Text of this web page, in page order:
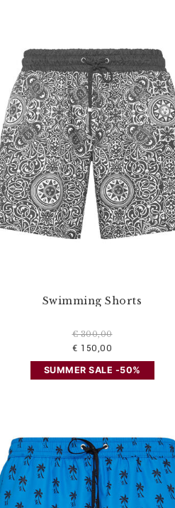
Swimming Shorts
€ 300,00
€ 150,00
SUMMER SALE -50%